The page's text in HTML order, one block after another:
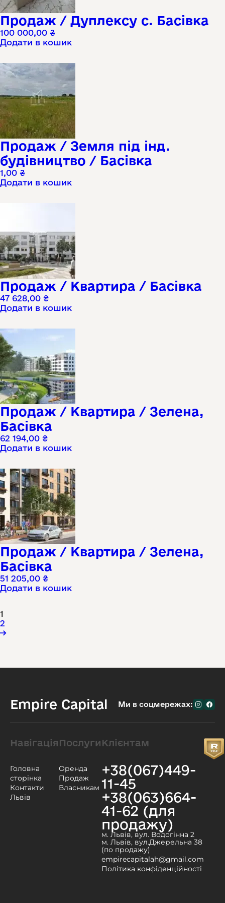
Продаж / Дуплексу с. Басівка
100 000,00 ₴
Додати в кошик
Продаж / Земля під інд.
будівництво / Басівка
1,00 ₴
Додати в кошик
Продаж / Квартира / Басівка
47 628,00 ₴
Додати в кошик
Продаж / Квартира / Зелена,
Басівка
62 194,00 ₴
Додати в кошик
Продаж / Квартира / Зелена,
Басівка
51 205,00 ₴
Додати в кошик
1
2
→
Empire Capital Ми в соцмережах:
Навігація
Головна
сторінка
Контакти
Львів
Послуги
Оренда
Продаж
Власникам
Клієнтам
+38(067)449-
11-45
+38(063)664-
41-62 (для
продажу)
м. Львів, вул. Водогінна 2
м. Львів, вул.Джерельна 38
(по продажу)
empirecapitalah@gmail.com
Політика конфіденційності